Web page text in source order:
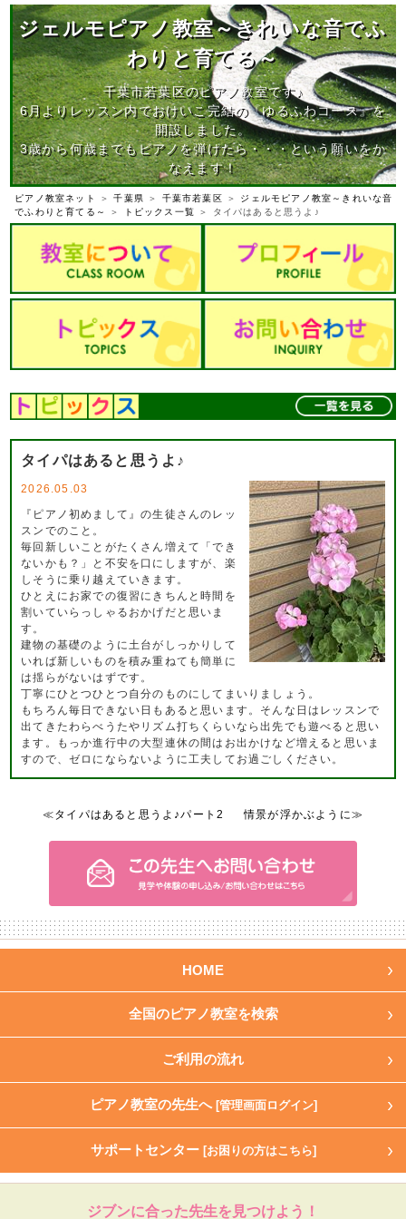
ジェルモピアノ教室～きれいな音でふ
わりと育てる～
千葉市若葉区のピアノ教室です♪
6月よりレッスン内でおけいこ完結の『ゆるふわコース』を
開設しました。
3歳から何歳までもピアノを弾けたら・・・という願いをか
なえます！
ピアノ教室ネット ＞千葉県 ＞ 千葉市若葉区 ＞ ジェルモピアノ教室～きれいな音
でふわりと育てる～
＞ トピックス一覧 ＞ タイパはあると思うよ♪
タイパはあると思うよ♪
2026.05.03
『ピアノ初めまして』の生徒さんのレッ
スンでのこと。
毎回新しいことがたくさん増えて「でき
ないかも？」と不安を口にしますが、楽
しそうに乗り越えていきます。
ひとえにお家での復習にきちんと時間を
割いていらっしゃるおかげだと思いま
す。
建物の基礎のように土台がしっかりして
いれば新しいものを積み重ねても簡単に
は揺らがないはずです。
丁寧にひとつひとつ自分のものにしてまいりましょう。
もちろん毎日できない日もあると思います。そんな日はレッスンで
出てきたわらべうたやリズム打ちくらいなら出先でも遊べると思い
ます。もっか進行中の大型連休の間はお出かけなど増えると思いま
すので、ゼロにならないように工夫してお過ごしください。
≪タイパはあると思うよ♪パート2 情景が浮かぶように≫
HOME
全国のピアノ教室を検索
ご利用の流れ
ピアノ教室の先生へ [管理画面ログイン]
サポートセンター [お困りの方はこちら]
ジブンに合った先生を見つけよう！